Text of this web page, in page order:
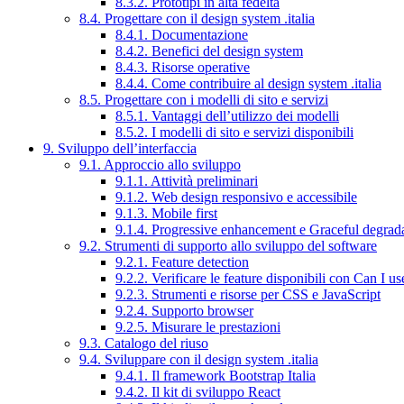
8.4. Progettare con il design system .italia
8.4.1. Documentazione
8.4.2. Benefici del design system
8.4.3. Risorse operative
8.4.4. Come contribuire al design system .italia
8.5. Progettare con i modelli di sito e servizi
8.5.1. Vantaggi dell’utilizzo dei modelli
8.5.2. I modelli di sito e servizi disponibili
9. Sviluppo dell’interfaccia
9.1. Approccio allo sviluppo
9.1.1. Attività preliminari
9.1.2. Web design responsivo e accessibile
9.1.3. Mobile first
9.1.4. Progressive enhancement e Graceful
9.2. Strumenti di supporto allo sviluppo del software
9.2.1. Feature detection
9.2.2. Verificare le feature disponibili con Can I
9.2.3. Strumenti e risorse per CSS e JavaScript
9.2.4. Supporto browser
9.2.5. Misurare le prestazioni
9.3. Catalogo del riuso
9.4. Sviluppare con il design system .italia
9.4.1. Il framework Bootstrap Italia
9.4.2. Il kit di sviluppo React